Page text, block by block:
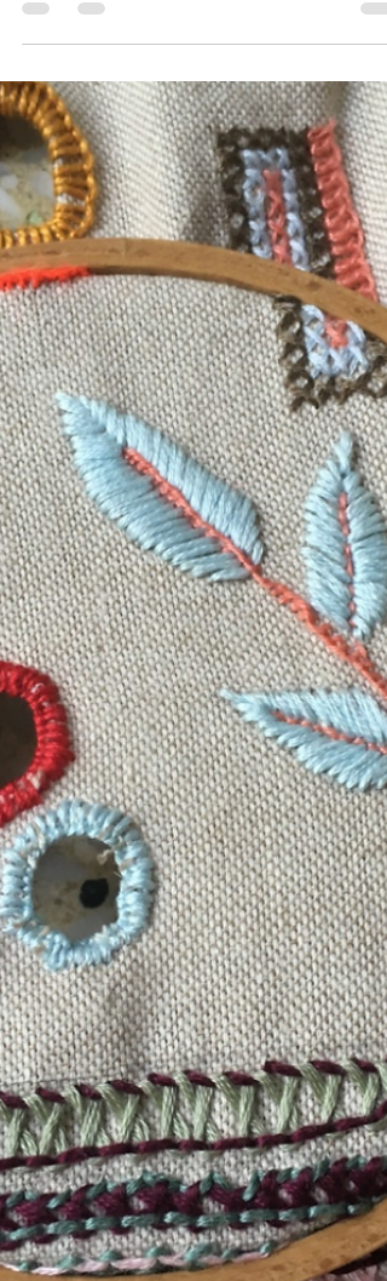
6 dec 2017
Een steek per week : week49
Gebruikte steek: festonsteek met
gefestonneerde lusjes #borduren
#handmade #eensteekperweek